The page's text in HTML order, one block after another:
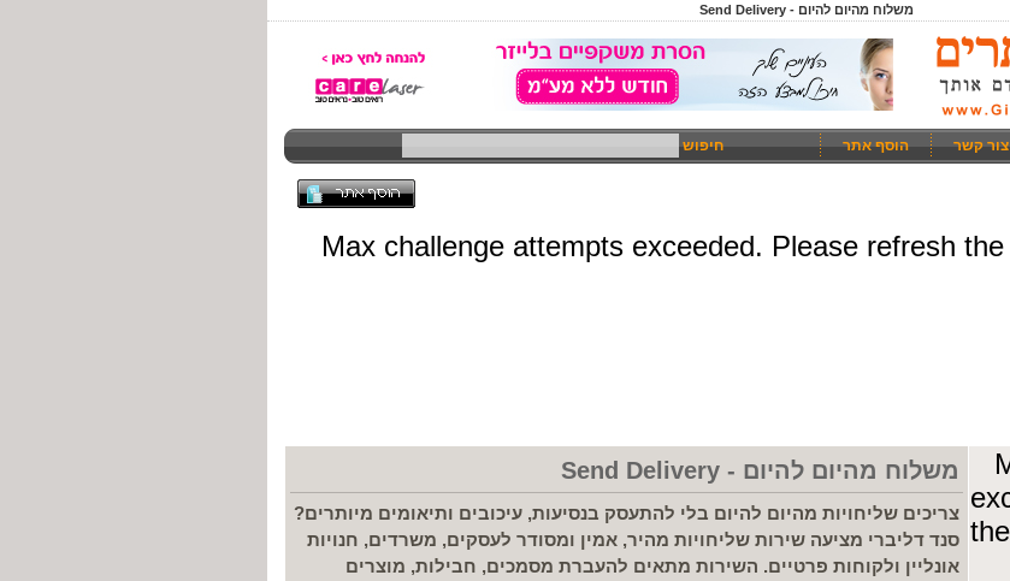
משלוח מהיום להיום - Send Delivery
צור קשר הוסף אתר חיפוש
משלוח מהיום להיום - Send Delivery
צריכים שליחויות מהיום להיום בלי להתעסק בנסיעות, עיכובים ותיאומים מיותרים?
סנד דליברי מציעה שירות שליחויות מהיר, אמין ומסודר לעסקים, משרדים, חנויות
אונליין ולקוחות פרטיים. השירות מתאים להעברת מסמכים, חבילות, מוצרים